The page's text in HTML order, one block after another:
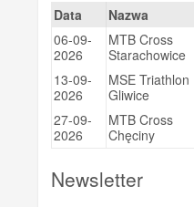
Shimano
SiS
Sportsbalm
Super Heraw
Taste of Nature
Trivio
Data
Nazwa
06-09-
2026
MTB Cross
Starachowice
13-09-
2026
MSE Triathlon
Gliwice
27-09-
2026
MTB Cross
Chęciny
Newsletter